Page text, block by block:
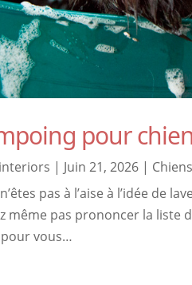
pour
| Juin 21, 2026 | Chiens
pas à l’aise à l’idée de
même pas prononcer la liste
vous…